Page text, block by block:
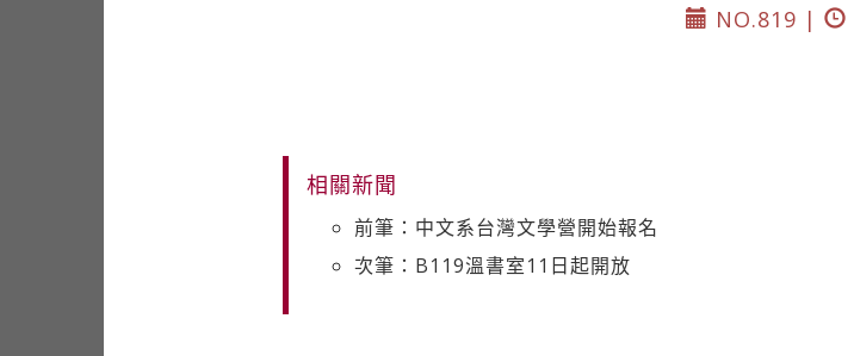
NO.819 |
相關新聞
前筆：中文系台灣文學營開始報名
次筆：B119溫書室11日起開放